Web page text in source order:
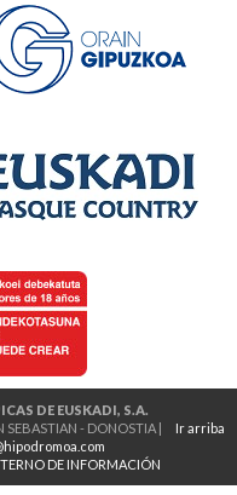
DE EUSKADI, S.A.
Ir arriba
- DONOSTIA |
DE INFORMACIÓN